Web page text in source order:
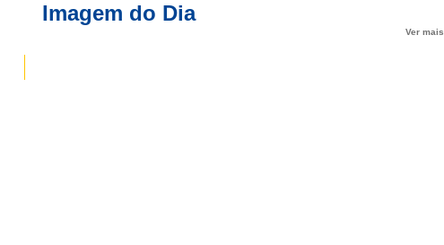
Imagem do Dia
Ver mais